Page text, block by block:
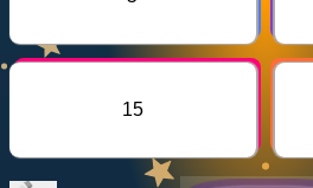
НАВЧАЛЬНИЙ ПЛАН
15